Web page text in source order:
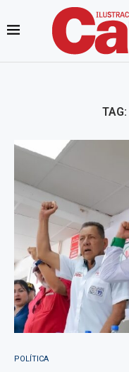
TAG:
POLÍTICA